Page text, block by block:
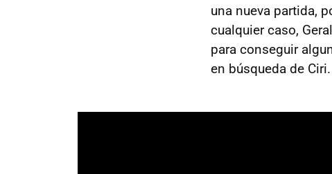
una nueva partida,
cualquier caso,
para conseguir
en búsqueda de Ciri.